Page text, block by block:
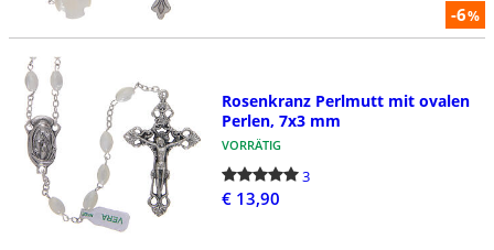
-6%
Rosenkranz Perlmutt mit ovalen
Perlen, 7x3 mm
VORRÄTIG
3
€ 13,90